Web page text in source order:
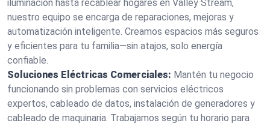
iluminación hasta recablear hogares en Valley Stream,
nuestro equipo se encarga de reparaciones, mejoras y
automatización inteligente. Creamos espacios más seguros
y eficientes para tu familia—sin atajos, solo energía
confiable.
Soluciones Eléctricas Comerciales: Mantén tu negocio
funcionando sin problemas con servicios eléctricos
expertos, cableado de datos, instalación de generadores y
cableado de maquinaria. Trabajamos según tu horario para